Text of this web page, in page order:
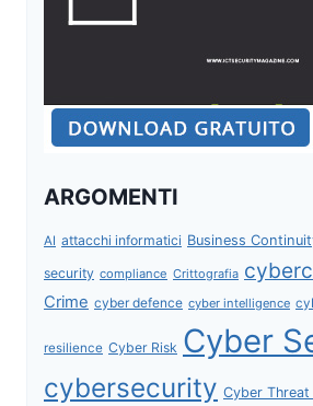
ARGOMENTI
AI attacchi informatici Business
security compliance Crittografia
Crime cyber defence cyber intelligence
resilience Cyber Risk Cyber
cybersecurity Cyber